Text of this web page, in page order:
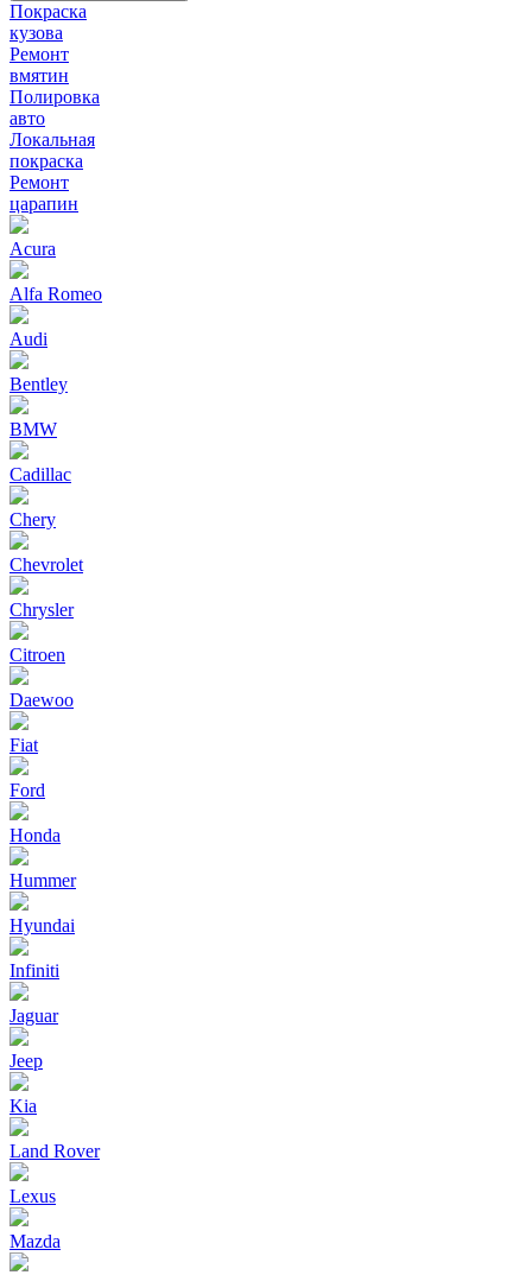
Покраска
кузова
Ремонт
вмятин
Полировка
авто
Локальная
покраска
Ремонт
царапин
Acura
Alfa Romeo
Audi
Bentley
BMW
Cadillac
Chery
Chevrolet
Chrysler
Citroen
Daewoo
Fiat
Ford
Honda
Hummer
Hyundai
Infiniti
Jaguar
Jeep
Kia
Land Rover
Lexus
Mazda